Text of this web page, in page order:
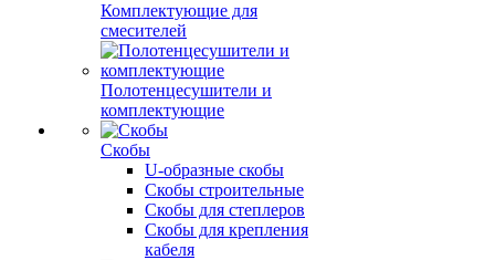
Комплектующие для
смесителей
Полотенцесушители и
комплектующие
Скобы
U-образные скобы
Скобы строительные
Скобы для степлеров
Скобы для крепления
кабеля